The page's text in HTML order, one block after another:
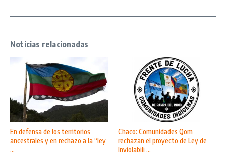
Noticias relacionadas
En defensa de los territorios
ancestrales y en rechazo a la “ley
...
Chaco: Comunidades Qom
rechazan el proyecto de Ley de
Inviolabili ...